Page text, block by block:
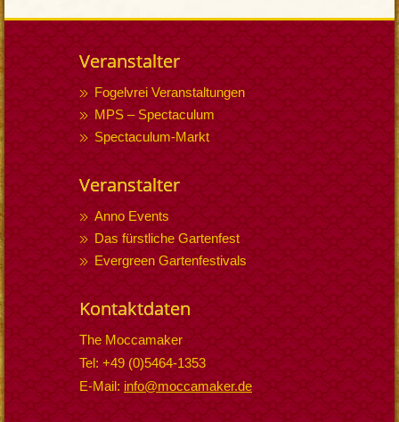
Veranstalter
Fogelvrei Veranstaltungen
MPS – Spectaculum
Spectaculum-Markt
Veranstalter
Anno Events
Das fürstliche Gartenfest
Evergreen Gartenfestivals
Kontaktdaten
The Moccamaker
Tel: +49 (0)5464-1353
E-Mail: info@moccamaker.de